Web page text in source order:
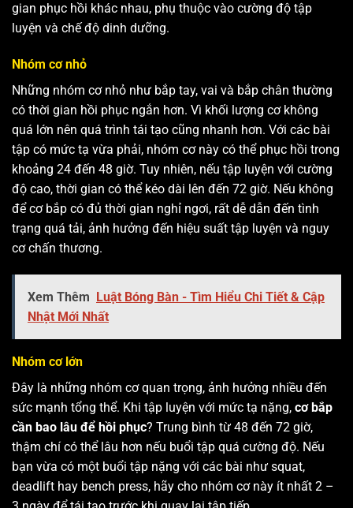
gian phục hồi khác nhau, phụ thuộc vào cường độ tập
luyện và chế độ dinh dưỡng.
Nhóm cơ nhỏ
Những nhóm cơ nhỏ như bắp tay, vai và bắp chân thường
có thời gian hồi phục ngắn hơn. Vì khối lượng cơ không
quá lớn nên quá trình tái tạo cũng nhanh hơn. Với các bài
tập có mức tạ vừa phải, nhóm cơ này có thể phục hồi trong
khoảng 24 đến 48 giờ. Tuy nhiên, nếu tập luyện với cường
độ cao, thời gian có thể kéo dài lên đến 72 giờ. Nếu không
để cơ bắp có đủ thời gian nghỉ ngơi, rất dễ dẫn đến tình
trạng quá tải, ảnh hưởng đến hiệu suất tập luyện và nguy
cơ chấn thương.
Xem Thêm Luật Bóng Bàn - Tìm Hiểu Chi Tiết & Cập
Nhật Mới Nhất
Nhóm cơ lớn
Đây là những nhóm cơ quan trọng, ảnh hưởng nhiều đến
sức mạnh tổng thể. Khi tập luyện với mức tạ nặng, cơ bắp
cần bao lâu để hồi phục? Trung bình từ 48 đến 72 giờ,
thậm chí có thể lâu hơn nếu buổi tập quá cường độ. Nếu
bạn vừa có một buổi tập nặng với các bài như squat,
deadlift hay bench press, hãy cho nhóm cơ này ít nhất 2 –